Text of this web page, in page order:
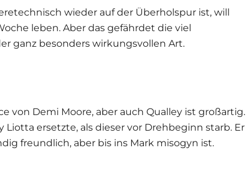
wieder auf der Überholspur ist, will
leben. Aber das gefährdet die viel
ganz besonders wirkungsvollen Art.
von Demi Moore, aber auch Qualley ist großartig.
ersetzte, als dieser vor Drehbeginn starb. Er
freundlich, aber bis ins Mark misogyn ist.